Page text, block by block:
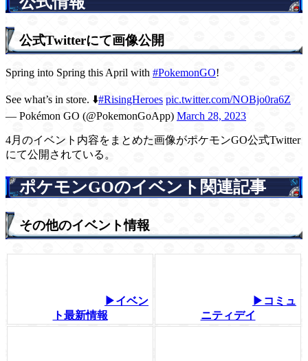
公式Twitterにて画像公開
Spring into Spring this April with #PokemonGO!
See what’s in store. ⬇️#RisingHeroes pic.twitter.com/NOBjo0ra6Z
— Pokémon GO (@PokemonGoApp) March 28, 2023
4月のイベント内容をまとめた画像がポケモンGO公式Twitter
にて公開されている。
ポケモンGOのイベント関連記事
その他のイベント情報
▶イベン
ト最新情報
▶コミュ
ニティデイ